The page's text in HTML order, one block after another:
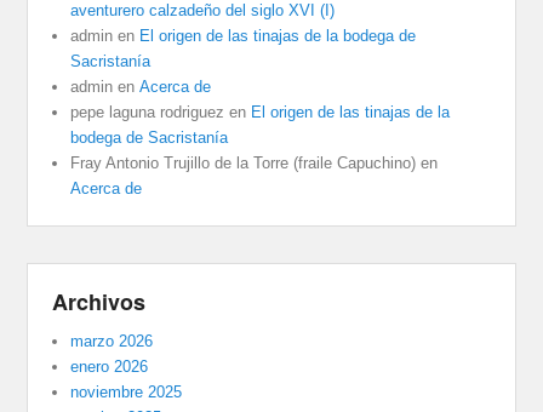
aventurero calzadeño del siglo XVI (I)
admin en El origen de las tinajas de la bodega de
Sacristanía
admin enAcerca de
pepe laguna rodriguez en El origen de las tinajas de la
bodega de Sacristanía
Fray Antonio Trujillo de la Torre (fraile Capuchino) en
Acerca de
Archivos
marzo 2026
enero 2026
noviembre 2025